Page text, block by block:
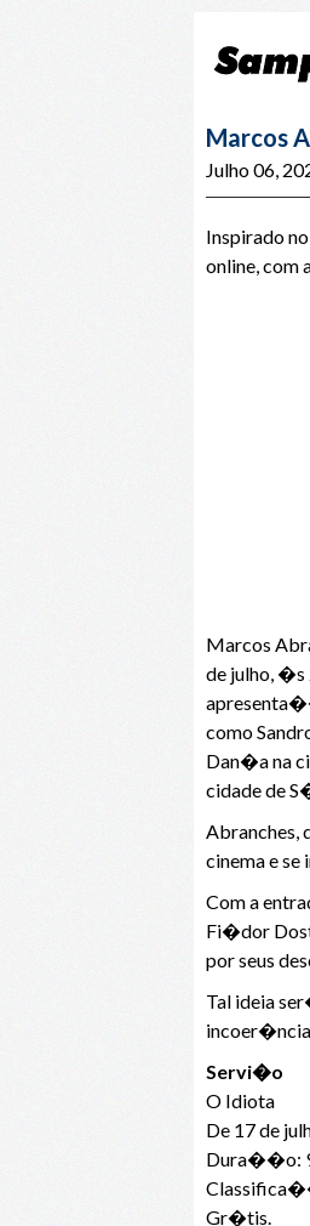
Marcos
Julho 06,
Inspirado
online, com
Marcos
de julho,
como
Dan�a na
cidade de
Abranches,
cinema e
Com a
Fi�dor
por seus
Tal ideia
Servi�o
O Idiota
De 17 de
Dura��o:
Gr�tis.